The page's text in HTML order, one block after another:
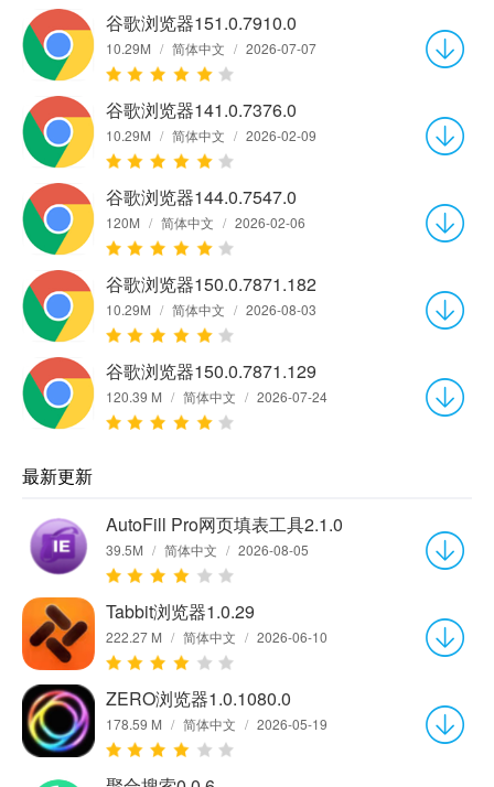
谷歌浏览器151.0.7910.0
10.29M / 简体中文 / 2026-07-07
谷歌浏览器141.0.7376.0
10.29M / 简体中文 / 2026-02-09
谷歌浏览器144.0.7547.0
120M / 简体中文 / 2026-02-06
谷歌浏览器150.0.7871.182
10.29M / 简体中文 / 2026-08-03
谷歌浏览器150.0.7871.129
120.39 M / 简体中文 / 2026-07-24
最新更新
AutoFill Pro网页填表工具2.1.0
39.5M / 简体中文 / 2026-08-05
Tabbit浏览器1.0.29
222.27 M / 简体中文 / 2026-06-10
ZERO浏览器1.0.1080.0
178.59 M / 简体中文 / 2026-05-19